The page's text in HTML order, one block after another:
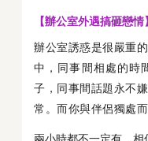
【辦公室外遇搞砸戀情】
辦公室誘惑是很嚴重
中，同事間相處的時
子，同事間話題永不
常。而你與伴侶獨處
兩小時都不一定有，相